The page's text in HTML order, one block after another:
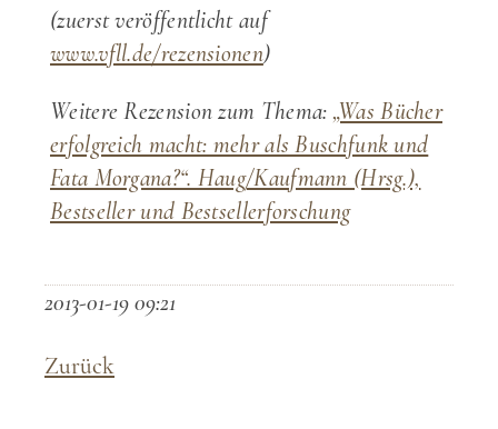
(zuerst veröffentlicht auf
www.vfll.de/rezensionen)
Weitere Rezension zum Thema:„Was Bücher
erfolgreich macht: mehr als Buschfunk und
Fata Morgana?“. Haug/Kaufmann (Hrsg.),
Bestseller und Bestsellerforschung
2013-01-19 09:21
Zurück